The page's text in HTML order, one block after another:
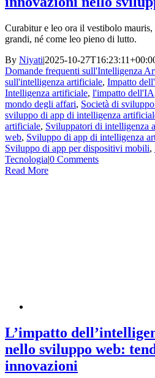
Curabitur e leo ora il vestibolo
grandi, né come leo pieno di lutto.
By Niyati|2025-10-
Domande frequenti sull'Intelligenza
sull'intelligenza artificiale, Impatto
Intelligenza artificiale, l'impatto dell'IA
mondo degli affari, Società di
sviluppo di app di intelligenza
artificiale, Sviluppatori di intelligenza
web, Sviluppo di app di intelligenza
Sviluppo di app per dispositivi mobili,
Tecnologia|0 Comments
Read More
L’impatto
nello sviluppo web:
innovazioni